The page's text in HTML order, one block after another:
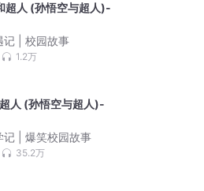
超人 (孙悟空与超人)-
记 | 校园故事
1.2万
人 (孙悟空与超人)-
记 | 爆笑校园故事
35.2万